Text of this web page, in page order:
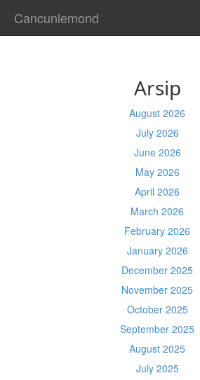
Cancunlemond
Arsip
August 2026
July 2026
June 2026
May 2026
April 2026
March 2026
February 2026
January 2026
December 2025
November 2025
October 2025
September 2025
August 2025
July 2025